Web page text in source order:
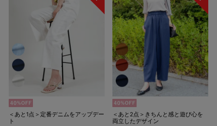
＜あと1点＞定番デニムをアップデー
ト
＜あと2点＞きちんと感と遊び心を
両立したデザイン